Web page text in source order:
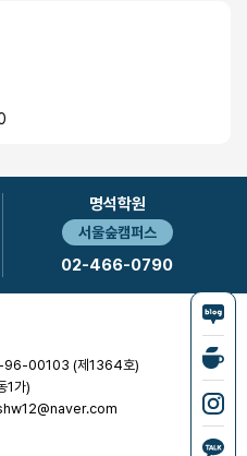
명석학원
서울숲캠퍼스
02-466-0790
96-00103 (제1364호)
1가)